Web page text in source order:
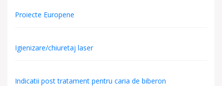
Proiecte Europene
Igienizare/chiuretaj laser
Indicatii post tratament pentru caria de biberon